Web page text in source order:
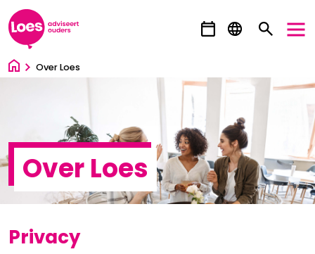
Ga direct naar inhoud
Over Loes
Over Loes
Privacy